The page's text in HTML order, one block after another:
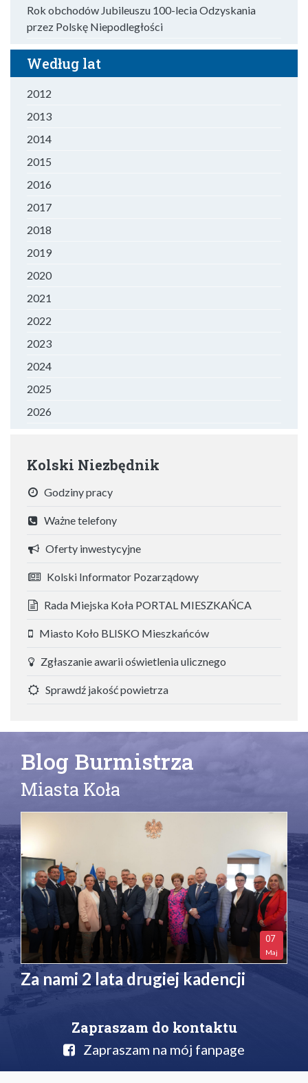
Rok obchodów Jubileuszu 100-lecia Odzyskania
przez Polskę Niepodległości
Według lat
2012
2013
2014
2015
2016
2017
2018
2019
2020
2021
2022
2023
2024
2025
2026
Kolski Niezbędnik
Godziny pracy
Ważne telefony
Oferty inwestycyjne
Kolski Informator Pozarządowy
Rada Miejska Koła PORTAL MIESZKAŃCA
Miasto Koło BLISKO Mieszkańców
Zgłaszanie awarii oświetlenia ulicznego
Sprawdź jakość powietrza
Blog Burmistrza
Miasta Koła
07
Maj
Za nami 2 lata drugiej kadencji
Zapraszam do kontaktu
Zapraszam na mój fanpage